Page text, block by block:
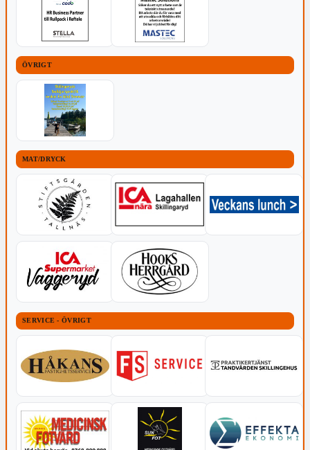
ÖVRIGT
MAT/DRYCK
SERVICE - ÖVRIGT